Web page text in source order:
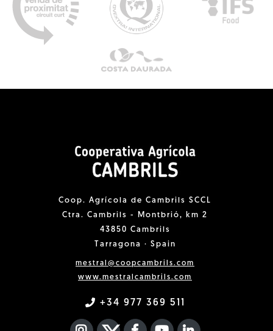
Coop. Agrícola de Cambrils SCCL
Ctra. Cambrils - Montbrió, km 2
43850 Cambrils
Tarragona · Spain
mestral@coopcambrils.com
www.mestralcambrils.com
+34 977 369 511